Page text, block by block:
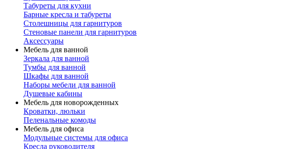
Табуреты для кухни
Барные кресла и табуреты
Столешницы для гарнитуров
Стеновые панели для гарнитуров
Аксессуары
Мебель для ванной
Зеркала для ванной
Тумбы для ванной
Шкафы для ванной
Наборы мебели для ванной
Душевые кабины
Мебель для новорожденных
Кроватки, люльки
Пеленальные комоды
Мебель для офиса
Модульные системы для офиса
Кресла руководителя